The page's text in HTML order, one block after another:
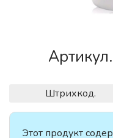
Штрихкод.
Этот продукт